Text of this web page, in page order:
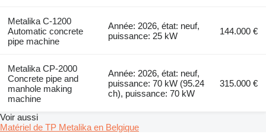
Metalika C-1200
Automatic concrete
pipe machine
Année: 2026, état: neuf,
puissance: 25 kW
144.000 €
Metalika CP-2000
Concrete pipe and
manhole making
machine
Année: 2026, état: neuf,
puissance: 70 kW (95.24
ch), puissance: 70 kW
315.000 €
Voir aussi
Matériel de TP Metalika en Belgique